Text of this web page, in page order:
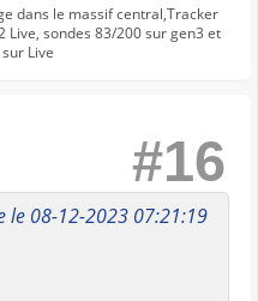
dans le massif central,Tracker
Live, sondes 83/200 sur gen3 et
Live
#16
le 08-12-2023 07:21:19